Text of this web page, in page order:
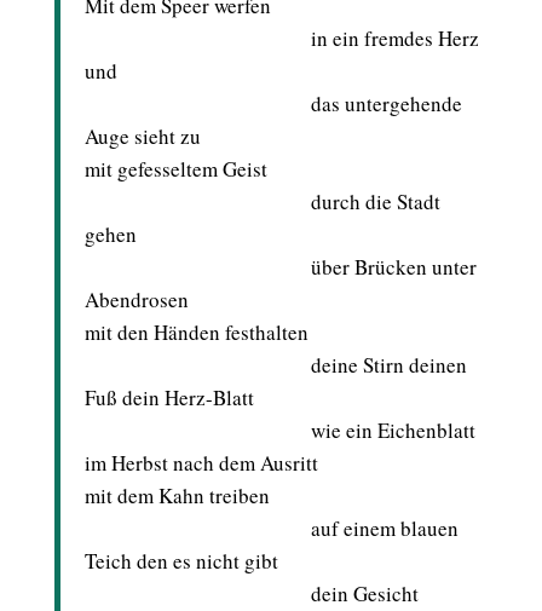
in ein fremdes Herz
und
das untergehende
Auge sieht zu
mit gefesseltem Geist
durch die Stadt
gehen
über Brücken unter
Abendrosen
mit den Händen festhalten
deine Stirn deinen
Fuß dein Herz-Blatt
wie ein Eichenblatt
im Herbst nach dem Ausritt
mit dem Kahn treiben
auf einem blauen
Teich den es nicht gibt
dein Gesicht